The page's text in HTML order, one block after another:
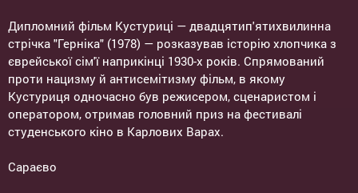
Дипломний фільм Кустуриці — двадцятип'ятихвилинна
стрічка "Герніка" (1978) — розказував історію хлопчика з
єврейської сім'ї наприкінці 1930-х років. Спрямований
проти нацизму й антисемітизму фільм, в якому
Кустуриця одночасно був режисером, сценаристом і
оператором, отримав головний приз на фестивалі
студенського кіно в Карлових Варах.
Сараєво